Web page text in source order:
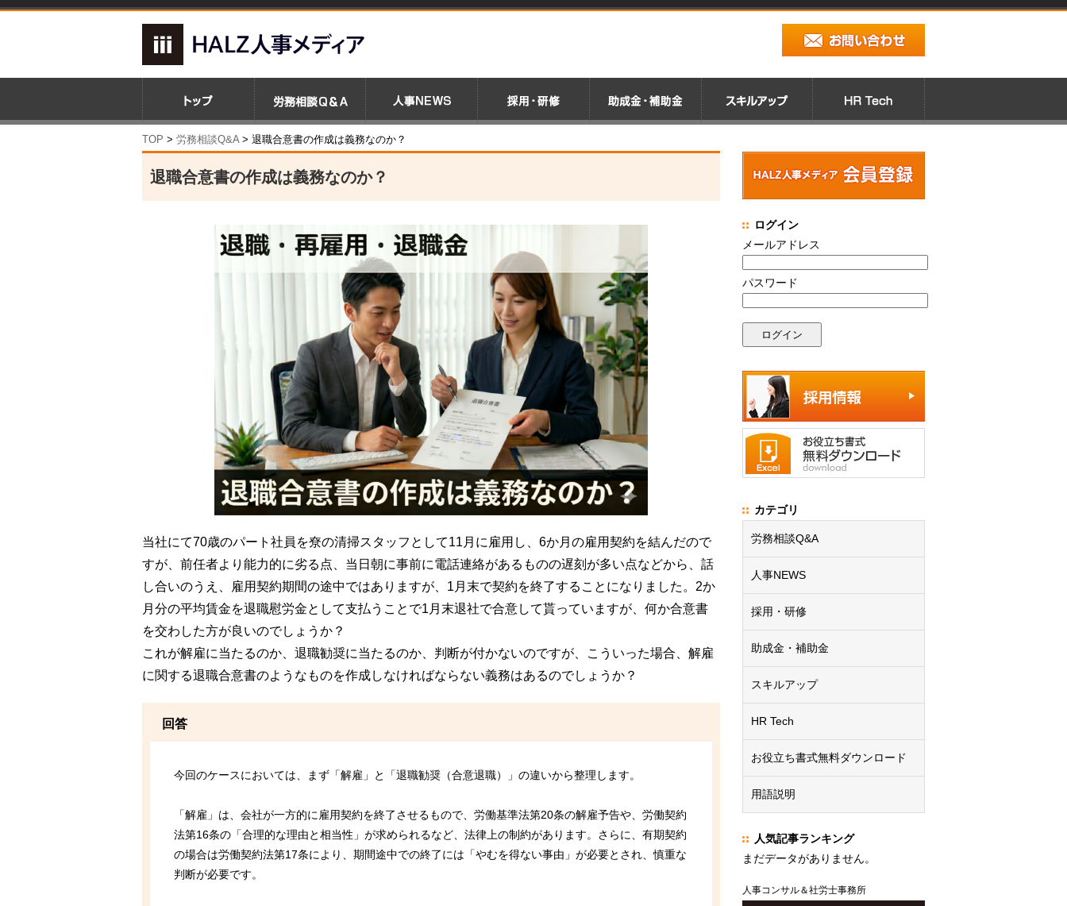
TOP > 労務相談Q&A> 退職合意書の作成は義務なのか？
退職合意書の作成は義務なのか？
当社にて70歳のパート社員を尞の清掃スタッフとして11月に雇用し、6か月の雇用契約を結んだので
すが、前任者より能力的に劣る点、当日朝に事前に電話連絡があるものの遅刻が多い点などから、話
し合いのうえ、雇用契約期間の途中ではありますが、1月末で契約を終了することになりました。2か
月分の平均賃金を退職慰労金として支払うことで1月末退社で合意して貰っていますが、何か合意書
を交わした方が良いのでしょうか？
これが解雇に当たるのか、退職勧奨に当たるのか、判断が付かないのですが、こういった場合、解雇
に関する退職合意書のようなものを作成しなければならない義務はあるのでしょうか？
回答
今回のケースにおいては、まず「解雇」と「退職勧奨（合意退職）」の違いから整理します。
「解雇」は、会社が一方的に雇用契約を終了させるもので、労働基準法第20条の解雇予告や、労働契約
法第16条の「合理的な理由と相当性」が求められるなど、法律上の制約があります。さらに、有期契約
の場合は労働契約法第17条により、期間途中での終了には「やむを得ない事由」が必要とされ、慎重な
判断が必要です。
ログイン
メールアドレス
パスワード
カテゴリ
労務相談Q&A
人事NEWS
採用・研修
助成金・補助金
スキルアップ
HR Tech
お役立ち書式無料ダウンロード
用語説明
人気記事ランキング
まだデータがありません。
人事コンサル＆社労士事務所